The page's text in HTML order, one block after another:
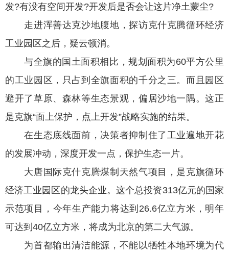
发?有没有空间开发?开发后是否会让这片净土蒙尘?
走进浑善达克沙地腹地，探访克什克腾循环经济
工业园区之后，疑云顿消。
与全旗的国土面积相比，规划面积为60平方公里
的工业园区，只占到全旗面积的千分之三。而且园区
避开了草原、森林等生态景观，偏居沙地一隅。这正
是克旗“面上保护，点上开发”战略实施的结果。
在生态底线面前，决策者抑制住了工业遍地开花
的发展冲动，深度开发一点，保护生态一片。
大唐国际克什克腾煤制天然气项目，是克旗循环
经济工业园区的龙头企业。这个总投资313亿元的国家
示范项目，今年生产能力将达到26.6亿立方米，明年
可达到40亿立方米，将成为北京的第二大气源。
为首都输出清洁能源，不能以牺牲本地环境为代